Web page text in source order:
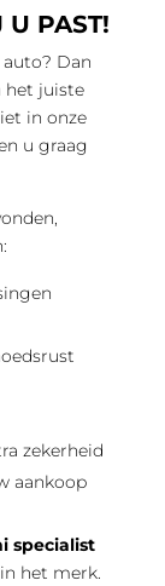
U PAST!
Dan
het juiste
in onze
u graag
zekerheid
aankoop
specialist
het merk.